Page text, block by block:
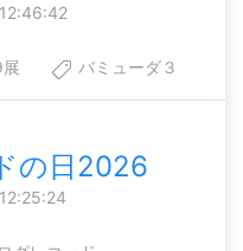
バミューダ３
の日2026